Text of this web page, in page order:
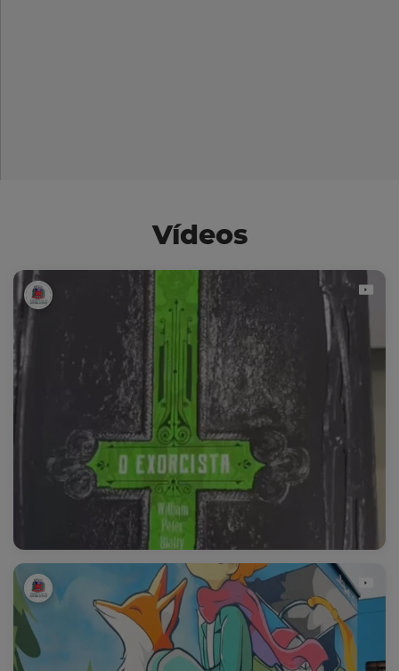
Vídeos